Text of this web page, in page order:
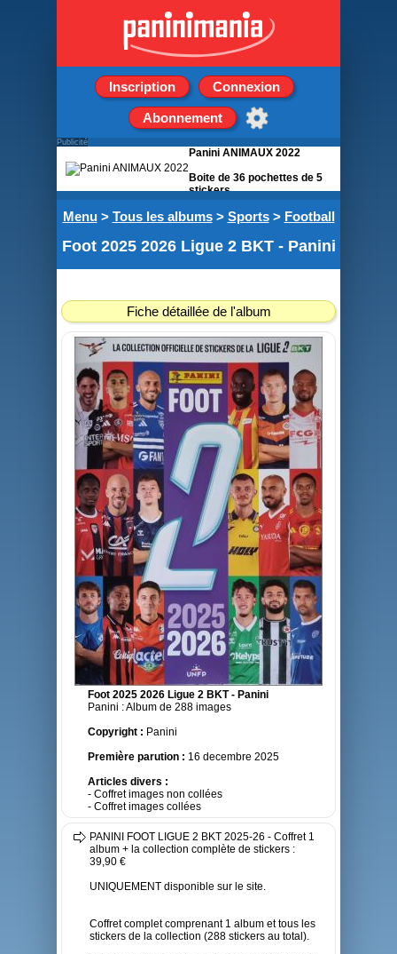
Inscription Connexion
Abonnement
Menu> Tous les albums> Sports> Football
Foot 2025 2026 Ligue 2 BKT - Panini
Fiche détaillée de l'album
Foot 2025 2026 Ligue 2 BKT - Panini
Panini : Album de 288 images
Copyright : Panini
Première parution : 16 decembre 2025
Articles divers :
- Coffret images non collées
- Coffret images collées
PANINI FOOT LIGUE 2 BKT 2025-26 - Coffret 1
album + la collection complète de stickers :
39,90 €
UNIQUEMENT disponible sur le site.
Coffret complet comprenant 1 album et tous les
stickers de la collection (288 stickers au total).
Publicité
Panini ANIMAUX 2022
Boite de 36 pochettes de 5
stickers